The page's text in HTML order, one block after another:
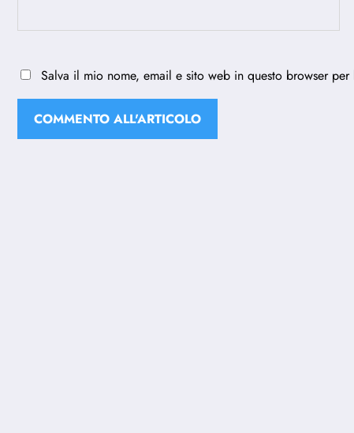
Salva il mio nome, email e sito web in questo browser